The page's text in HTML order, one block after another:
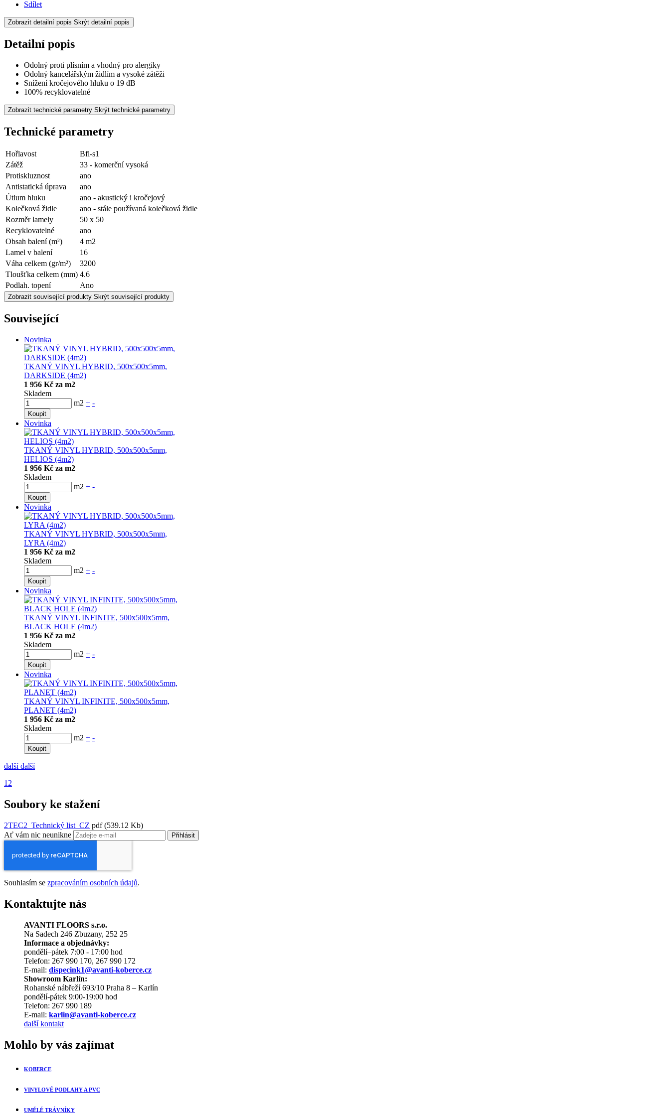
Sdílet
Zobrazit detailní popis Skrýt detailní popis
Detailní popis
Odolný proti plísním a vhodný pro alergiky
Odolný kancelářským židlím a vysoké zátěži
Snížení kročejového hluku o 19 dB
100% recyklovatelné
Zobrazit technické parametry Skrýt technické parametry
Technické parametry
Hořlavost
Bfl-s1
Zátěž
33 - komerční vysoká
Protiskluznost
ano
Antistatická úprava
ano
Útlum hluku
ano - akustický i kročejový
Kolečková židle
ano - stále používaná kolečková židle
Rozměr lamely
50 x 50
Recyklovatelné
ano
Obsah balení (m²)
4 m2
Lamel v balení
16
Váha celkem (gr/m²)
3200
Tloušťka celkem (mm) 4.6
Podlah. topení
Ano
Zobrazit související produkty Skrýt související produkty
Související
Novinka
TKANÝ VINYL HYBRID, 500x500x5mm,
DARKSIDE (4m2)
1 956 Kč za m2
Skladem
m2 + -
Koupit
Novinka
TKANÝ VINYL HYBRID, 500x500x5mm,
HELIOS (4m2)
1 956 Kč za m2
Skladem
m2 + -
Koupit
Novinka
TKANÝ VINYL HYBRID, 500x500x5mm,
LYRA (4m2)
1 956 Kč za m2
Skladem
m2 + -
Koupit
Novinka
TKANÝ VINYL INFINITE, 500x500x5mm,
BLACK HOLE (4m2)
1 956 Kč za m2
Skladem
m2 + -
Koupit
Novinka
TKANÝ VINYL INFINITE, 500x500x5mm,
PLANET (4m2)
1 956 Kč za m2
Skladem
m2 + -
Koupit
další další
1 2
Soubory ke stažení
2TEC2_Technický list_CZ pdf (539.12 Kb)
Ať vám nic neunikne
Přihlásit
Souhlasím se zpracováním osobních údajů.
Kontaktujte nás
AVANTI FLOORS s.r.o.
Na Sadech 246 Zbuzany, 252 25
Informace a objednávky:
pondělí–pátek 7:00 - 17:00 hod
Telefon: 267 990 170, 267 990 172
E-mail: dispecink1@avanti-koberce.cz
Showroom Karlín:
Rohanské nábřeží 693/10 Praha 8 – Karlín
pondělí-pátek 9:00-19:00 hod
Telefon: 267 990 189
E-mail: karlin@avanti-koberce.cz
další kontakt
Mohlo by vás zajímat
KOBERCE
VINYLOVÉ PODLAHY A PVC
UMĚLÉ TRÁVNÍKY